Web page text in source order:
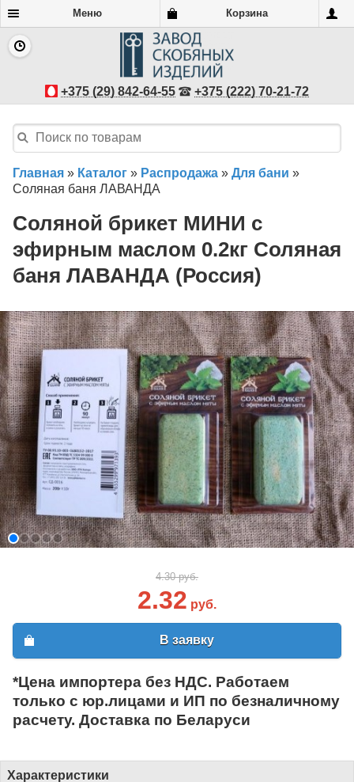
Меню Корзина
+375 (29) 842-64-55 +375 (222) 70-21-72
Главная » Каталог » Распродажа » Для бани »
Соляная баня ЛАВАНДА
Соляной брикет МИНИ с
эфирным маслом 0.2кг Соляная
баня ЛАВАНДА (Россия)
4.30 руб.
2.32 руб.
В заявку
*Цена импортера без НДС. Работаем
только с юр.лицами и ИП по безналичному
расчету. Доставка по Беларуси
Характеристики